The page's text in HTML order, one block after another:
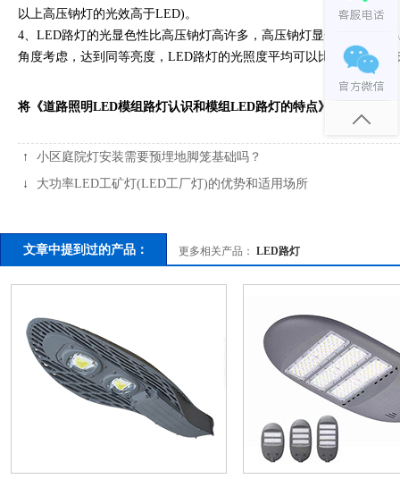
以上高压钠灯的光效高于LED)。
4、LED路灯的光显色性比高压钠灯高许多，高压钠灯显色指数只有
角度考虑，达到同等亮度，LED路灯的光照度平均可以比高压钠灯降
将《道路照明LED模组路灯认识和模组LED路灯的特点》分享到
↑
小区庭院灯安装需要预埋地脚笼基础吗？
↓
大功率LED工矿灯(LED工厂灯)的优势和适用场所
文章中提到过的产品： 更多相关产品： LED路灯